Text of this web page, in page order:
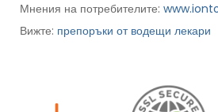
Мнения на потребителите:
Вижте: препоръки от водещи лекари